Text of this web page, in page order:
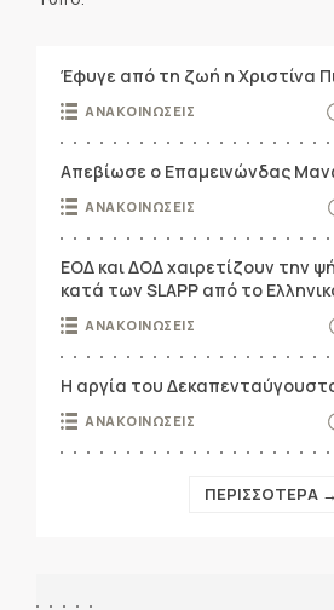
Έφυγε από τη ζωή η Χριστίνα
ΑΝΑΚΟΙΝΩΣΕΙΣ
Απεβίωσε ο Επαμεινώνδας
ΑΝΑΚΟΙΝΩΣΕΙΣ
ΕΟΔ και ΔΟΔ χαιρετίζουν την
κατά των SLAPP από το
ΑΝΑΚΟΙΝΩΣΕΙΣ
Η αργία του
ΑΝΑΚΟΙΝΩΣΕΙΣ
ΠΕΡΙΣΣΟΤΕΡΑ →